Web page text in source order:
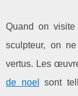
Quand on
sculpteur, on
vertus. Les
de noel
sont